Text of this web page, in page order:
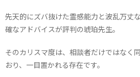
先天的にズバ抜けた霊感能力と波乱万丈
確なアドバイスが評判の琥珀先生。
そのカリスマ度は、相談者だけではなく
おり、一目置かれる存在です。